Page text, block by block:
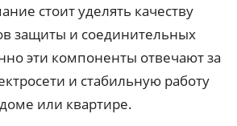
стоит уделять качеству
защиты и соединительных
эти компоненты отвечают за
и стабильную работу
или квартире.